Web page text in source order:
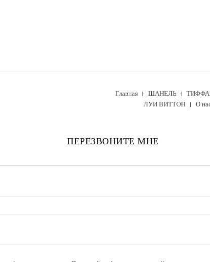
Главная ШАНЕЛЬ
ЛУИ ВИТТОН
О
ПЕРЕЗВОНИТЕ МНЕ